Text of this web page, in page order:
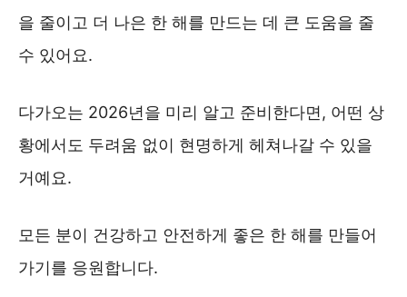
을 줄이고 더 나은 한 해를 만드는 데 큰 도움을 줄
수 있어요.
다가오는 2026년을 미리 알고 준비한다면, 어떤 상
황에서도 두려움 없이 현명하게 헤쳐나갈 수 있을
거예요.
모든 분이 건강하고 안전하게 좋은 한 해를 만들어
가기를 응원합니다.